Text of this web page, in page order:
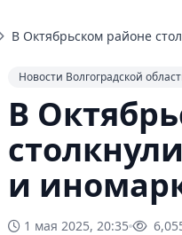
В Октябрьском районе
Новости Волгоградской
В
и
1 мая 2025, 20:35